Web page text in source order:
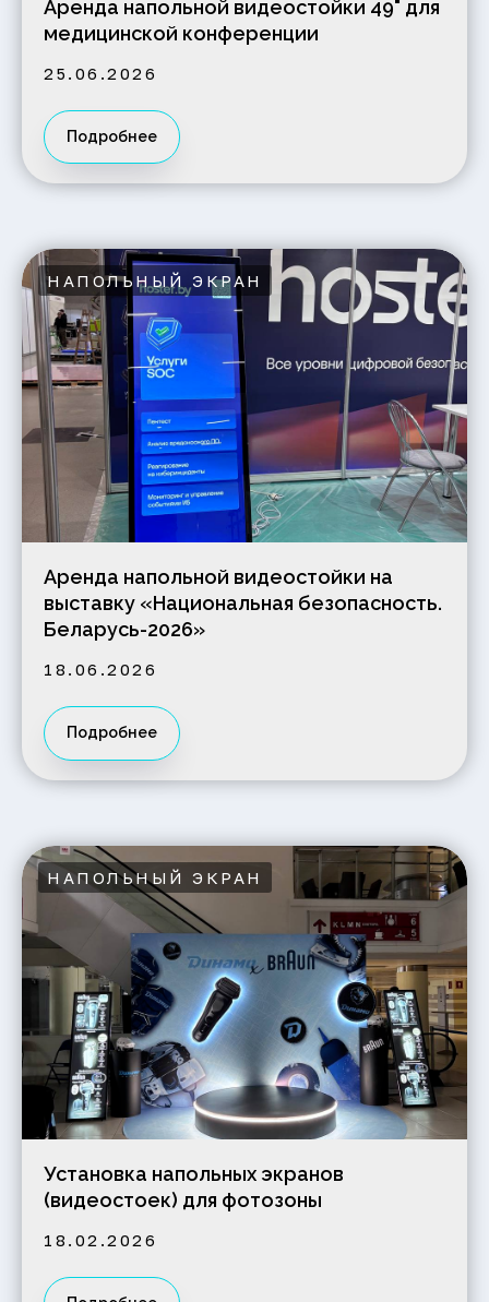
Аренда напольной видеостойки 49" для
медицинской конференции
25.06.2026
Подробнее
НАПОЛЬНЫЙ ЭКРАН
Аренда напольной видеостойки на
выставку «Национальная безопасность.
Беларусь-2026»
18.06.2026
Подробнее
НАПОЛЬНЫЙ ЭКРАН
Установка напольных экранов
(видеостоек) для фотозоны
18.02.2026